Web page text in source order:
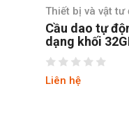
Thiết bị và vật tư
Cầu dao tự
dạng khối
Liên hệ